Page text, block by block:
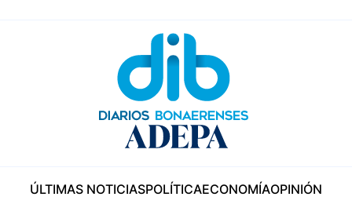
ÚLTIMAS NOTICIASPOLÍTICAECONOMÍAOPINIÓN